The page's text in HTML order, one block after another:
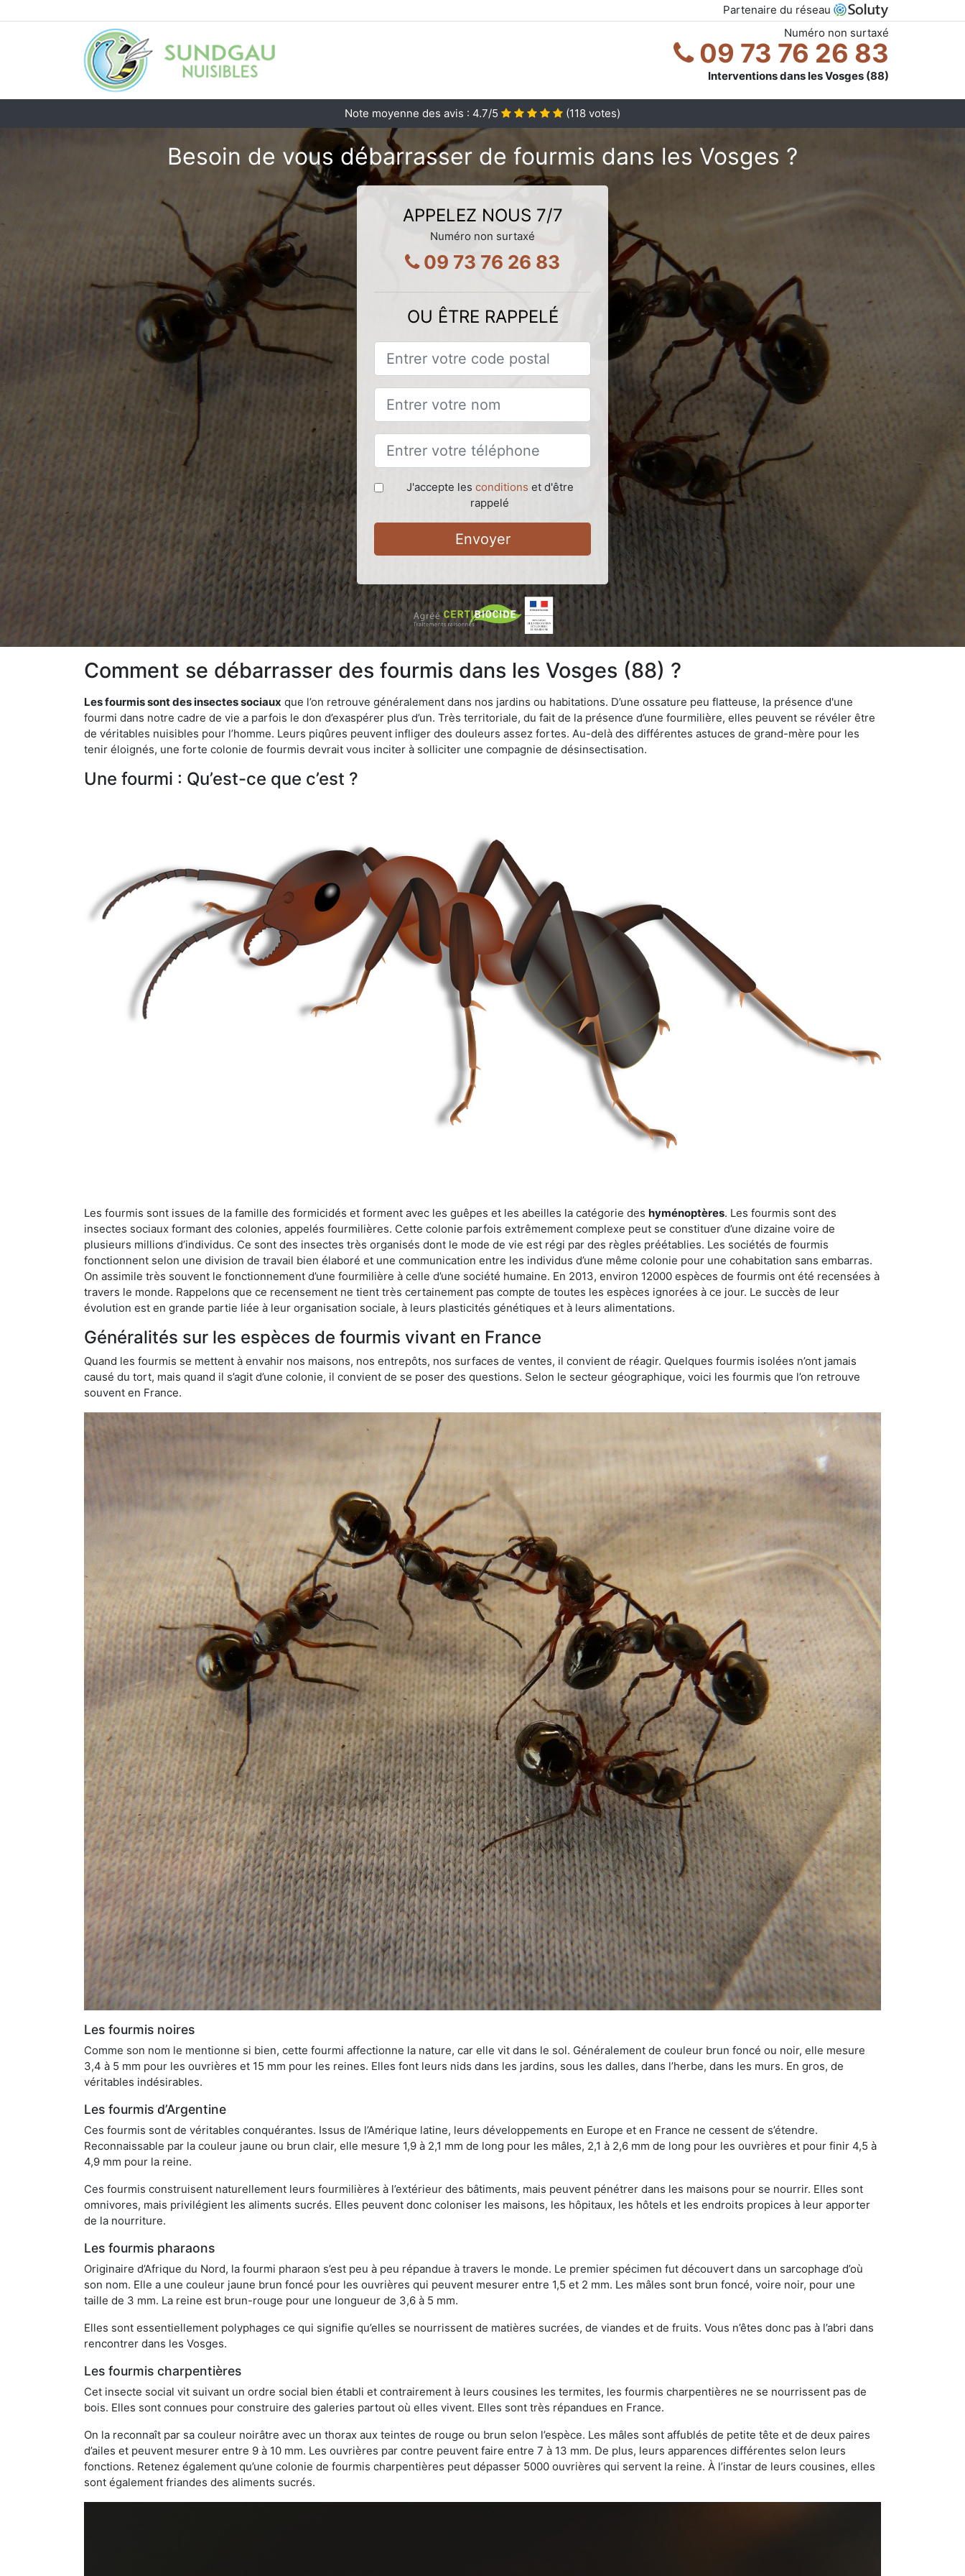
Partenaire du réseau
Numéro non surtaxé
09 73 76 26 83
Interventions dans les Vosges (88)
Note moyenne des avis : 4.7/5 (118 votes)
Besoin de vous débarrasser de fourmis dans les Vosges ?
APPELEZ NOUS 7/7
Numéro non surtaxé
09 73 76 26 83
OU ÊTRE RAPPELÉ
J'accepte les conditions et d'être
rappelé
Envoyer
Comment se débarrasser des fourmis dans les Vosges (88) ?
Les fourmis sont des insectes sociaux que l’on retrouve généralement dans nos jardins ou habitations. D’une ossature peu flatteuse, la présence d'une
fourmi dans notre cadre de vie a parfois le don d’exaspérer plus d’un. Très territoriale, du fait de la présence d’une fourmilière, elles peuvent se révéler être
de véritables nuisibles pour l’homme. Leurs piqûres peuvent infliger des douleurs assez fortes. Au-delà des différentes astuces de grand-mère pour les
tenir éloignés, une forte colonie de fourmis devrait vous inciter à solliciter une compagnie de désinsectisation.
Une fourmi : Qu’est-ce que c’est ?
Les fourmis sont issues de la famille des formicidés et forment avec les guêpes et les abeilles la catégorie des hyménoptères. Les fourmis sont des
insectes sociaux formant des colonies, appelés fourmilières. Cette colonie parfois extrêmement complexe peut se constituer d’une dizaine voire de
plusieurs millions d’individus. Ce sont des insectes très organisés dont le mode de vie est régi par des règles préétablies. Les sociétés de fourmis
fonctionnent selon une division de travail bien élaboré et une communication entre les individus d’une même colonie pour une cohabitation sans embarras.
On assimile très souvent le fonctionnement d’une fourmilière à celle d’une société humaine. En 2013, environ 12000 espèces de fourmis ont été recensées à
travers le monde. Rappelons que ce recensement ne tient très certainement pas compte de toutes les espèces ignorées à ce jour. Le succès de leur
évolution est en grande partie liée à leur organisation sociale, à leurs plasticités génétiques et à leurs alimentations.
Généralités sur les espèces de fourmis vivant en France
Quand les fourmis se mettent à envahir nos maisons, nos entrepôts, nos surfaces de ventes, il convient de réagir. Quelques fourmis isolées n’ont jamais
causé du tort, mais quand il s’agit d’une colonie, il convient de se poser des questions. Selon le secteur géographique, voici les fourmis que l’on retrouve
souvent en France.
Les fourmis noires
Comme son nom le mentionne si bien, cette fourmi affectionne la nature, car elle vit dans le sol. Généralement de couleur brun foncé ou noir, elle mesure
3,4 à 5 mm pour les ouvrières et 15 mm pour les reines. Elles font leurs nids dans les jardins, sous les dalles, dans l’herbe, dans les murs. En gros, de
véritables indésirables.
Les fourmis d’Argentine
Ces fourmis sont de véritables conquérantes. Issus de l’Amérique latine, leurs développements en Europe et en France ne cessent de s’étendre.
Reconnaissable par la couleur jaune ou brun clair, elle mesure 1,9 à 2,1 mm de long pour les mâles, 2,1 à 2,6 mm de long pour les ouvrières et pour finir 4,5 à
4,9 mm pour la reine.
Ces fourmis construisent naturellement leurs fourmilières à l’extérieur des bâtiments, mais peuvent pénétrer dans les maisons pour se nourrir. Elles sont
omnivores, mais privilégient les aliments sucrés. Elles peuvent donc coloniser les maisons, les hôpitaux, les hôtels et les endroits propices à leur apporter
de la nourriture.
Les fourmis pharaons
Originaire d’Afrique du Nord, la fourmi pharaon s’est peu à peu répandue à travers le monde. Le premier spécimen fut découvert dans un sarcophage d’où
son nom. Elle a une couleur jaune brun foncé pour les ouvrières qui peuvent mesurer entre 1,5 et 2 mm. Les mâles sont brun foncé, voire noir, pour une
taille de 3 mm. La reine est brun-rouge pour une longueur de 3,6 à 5 mm.
Elles sont essentiellement polyphages ce qui signifie qu’elles se nourrissent de matières sucrées, de viandes et de fruits. Vous n’êtes donc pas à l’abri dans
rencontrer dans les Vosges.
Les fourmis charpentières
Cet insecte social vit suivant un ordre social bien établi et contrairement à leurs cousines les termites, les fourmis charpentières ne se nourrissent pas de
bois. Elles sont connues pour construire des galeries partout où elles vivent. Elles sont très répandues en France.
On la reconnaît par sa couleur noirâtre avec un thorax aux teintes de rouge ou brun selon l’espèce. Les mâles sont affublés de petite tête et de deux paires
d’ailes et peuvent mesurer entre 9 à 10 mm. Les ouvrières par contre peuvent faire entre 7 à 13 mm. De plus, leurs apparences différentes selon leurs
fonctions. Retenez également qu’une colonie de fourmis charpentières peut dépasser 5000 ouvrières qui servent la reine. À l’instar de leurs cousines, elles
sont également friandes des aliments sucrés.